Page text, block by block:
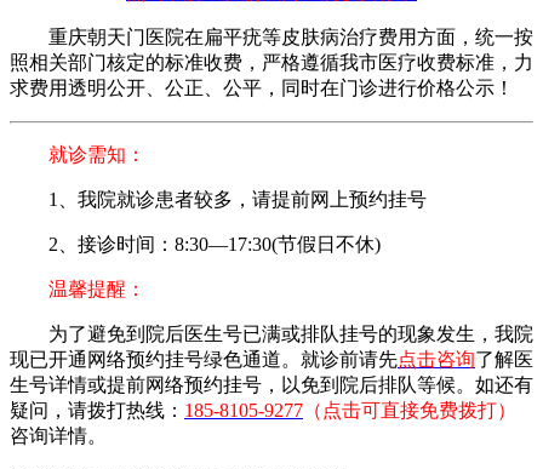
重庆朝天门医院在扁平疣等皮肤病治疗费用方面，统一按
照相关部门核定的标准收费，严格遵循我市医疗收费标准，力
求费用透明公开、公正、公平，同时在门诊进行价格公示！
就诊需知：
1、我院就诊患者较多，请提前网上预约挂号
2、接诊时间：8:30—17:30(节假日不休)
温馨提醒：
为了避免到院后医生号已满或排队挂号的现象发生，我院
现已开通网络预约挂号绿色通道。就诊前请先点击咨询了解医
生号详情或提前网络预约挂号，以免到院后排队等候。 如还有
疑问，请拨打热线： 185-8105-9277 （点击可直接免费拨打）
咨询详情。